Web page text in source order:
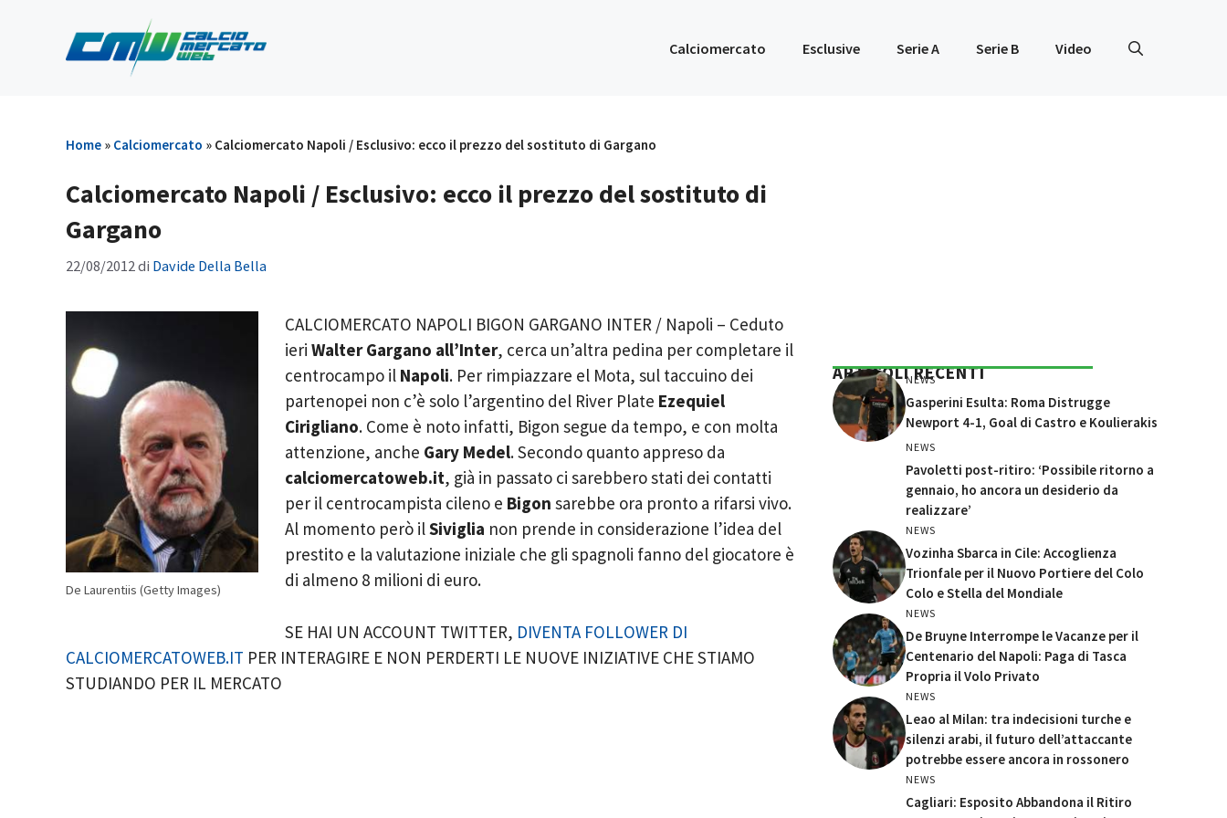
contenuto
Calciomercato Esclusive Serie A Serie B Video
Home » Calciomercato » Calciomercato Napoli / Esclusivo: ecco il prezzo del sostituto di Gargano
Calciomercato Napoli / Esclusivo: ecco il prezzo del sostituto di
Gargano
22/08/2012di Davide Della Bella
De Laurentiis (Getty Images)
CALCIOMERCATO NAPOLI BIGON GARGANO INTER / Napoli – Ceduto
ieri Walter Gargano all’Inter, cerca un’altra pedina per completare il
centrocampo il Napoli. Per rimpiazzare el Mota, sul taccuino dei
partenopei non c’è solo l’argentino del River Plate Ezequiel
Cirigliano. Come è noto infatti, Bigon segue da tempo, e con molta
attenzione, anche Gary Medel. Secondo quanto appreso da
calciomercatoweb.it, già in passato ci sarebbero stati dei contatti
per il centrocampista cileno e Bigon sarebbe ora pronto a rifarsi vivo.
Al momento però ilSiviglia non prende in considerazione l’idea del
prestito e la valutazione iniziale che gli spagnoli fanno del giocatore è
di almeno 8 milioni di euro.
SE HAI UN ACCOUNT TWITTER, DIVENTA FOLLOWER DI
CALCIOMERCATOWEB.IT PER INTERAGIRE E NON PERDERTI LE NUOVE INIZIATIVE CHE STIAMO
STUDIANDO PER IL MERCATO
ARTICOLI RECENTI
NEWS
Gasperini Esulta: Roma Distrugge
Newport 4-1, Goal di Castro e Koulierakis
NEWS
Pavoletti post-ritiro: ‘Possibile ritorno a
gennaio, ho ancora un desiderio da
realizzare’
NEWS
Vozinha Sbarca in Cile: Accoglienza
Trionfale per il Nuovo Portiere del Colo
Colo e Stella del Mondiale
NEWS
De Bruyne Interrompe le Vacanze per il
Centenario del Napoli: Paga di Tasca
Propria il Volo Privato
NEWS
Leao al Milan: tra indecisioni turche e
silenzi arabi, il futuro dell’attaccante
potrebbe essere ancora in rossonero
NEWS
Cagliari: Esposito Abbandona il Ritiro